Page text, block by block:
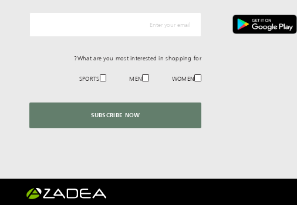
What are you most interested in shopping for?
WOMEN
MEN
SPORTS
SUBSCRIBE NOW